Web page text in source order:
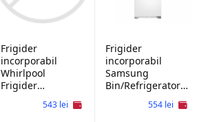
Frigider
incorporabil
Whirlpool
Frigider
543 lei
Frigider
incorporabil
Samsung
Bin/Refrigerator
BRR29703EWW/EF
554 lei